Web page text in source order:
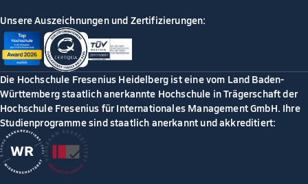
Unsere Auszeichnungen und Zertifizierungen:
Die Hochschule Fresenius Heidelberg ist eine vom Land Baden-
Württemberg staatlich anerkannte Hochschule in Trägerschaft der
Hochschule Fresenius für Internationales Management GmbH. Ihre
Studienprogramme sind staatlich anerkannt und akkreditiert: